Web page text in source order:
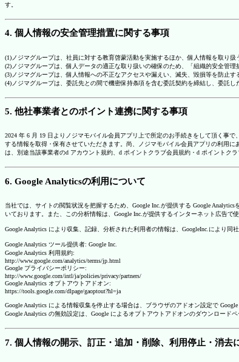
す。
4. 個人情報の安全管理措置に関する事項
(1)ノジマグループは、社員に対する教育啓蒙活動を実施するほか、個人情報を取り
(2)ノジマグループは、個人データの適正な取り扱いの確保のため、「組織的安全管
(3)ノジマグループは、個人情報への不正なアクセスや漏えい、滅失、毀損等を防止す
(4)ノジマグループは、委託先との間で機密保持条項を含む委託契約を締結し、委託
5. 他社事業者とのポイント連携に関する事項
2024 年 6 月 19 日よりノジマモバイル会員アプリ上で所定のお手続きをして頂く事
する情報を取得・保有させていただきます。尚、ノジマモバイル会員アプリの利用
は、別途当該事業者のd アカウント規約、d ポイントクラブ会員規約・d ポイントク
6. Google Analyticsの利用について
当社では、サイトの閲覧状況を把握するため、Google Inc.が提供する Google
いております。また、この分析情報は、Google Inc.が提供するインターネット広告で
Google Analytics により収集、記録、分析された利用者の情報は、GoogleInc.により同
Google Analytics ツール提供者: Google Inc.
Google Analytics 利用規約:
http://www.google.com/analytics/terms/jp.html
Google プライバシーポリシー:
http://www.google.com/intl/ja/policies/privacy/partners/
Google Analytics オプトアウトアドオン:
https://tools.google.com/dlpage/gaoptout?hl=ja
Google Analytics による情報収集を停止する場合は、ブラウザのアドオン設定で
Google Analytics の無効設定は、Google によるオプトアウトアドオンのダウンロー
7. 個人情報の開示、訂正・追加・削除、利用停止・消去